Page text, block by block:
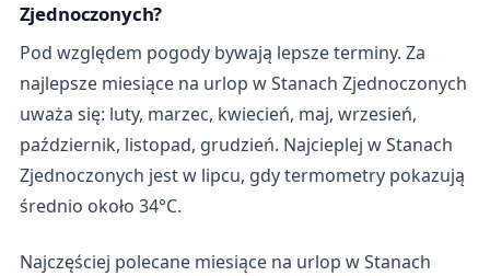
Zjednoczonych?
Pod względem pogody bywają lepsze terminy. Za
najlepsze miesiące na urlop w Stanach Zjednoczonych
uważa się: luty, marzec, kwiecień, maj, wrzesień,
październik, listopad, grudzień. Najcieplej w Stanach
Zjednoczonych jest w lipcu, gdy termometry pokazują
średnio około 34°C.
Najczęściej polecane miesiące na urlop w Stanach